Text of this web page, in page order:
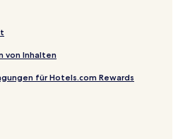
von Inhalten
für Hotels.com Rewards